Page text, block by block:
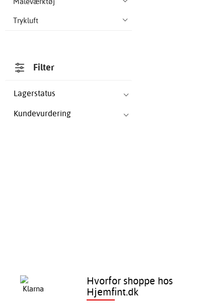
Trykluft
Filter
Lagerstatus
Kundevurdering
Hvorfor shoppe hos
Hjemfint.dk